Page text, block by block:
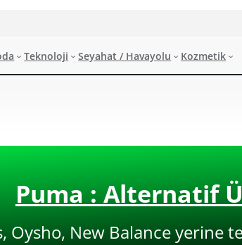
Teknoloji Seyahat / Havayolu Kozmetik
Puma : Alternatif
Oysho, New Balance yerine